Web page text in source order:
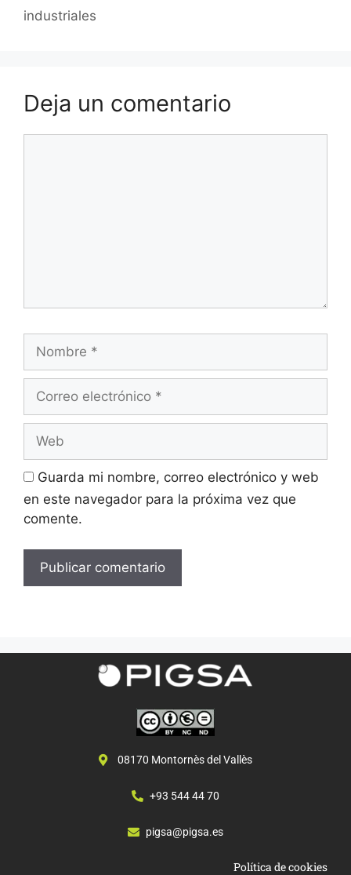
industriales
Deja un comentario
Guarda mi nombre, correo electrónico y web
en este navegador para la próxima vez que
comente.
08170 Montornès del Vallès
+93 544 44 70
pigsa@pigsa.es
Política de cookies